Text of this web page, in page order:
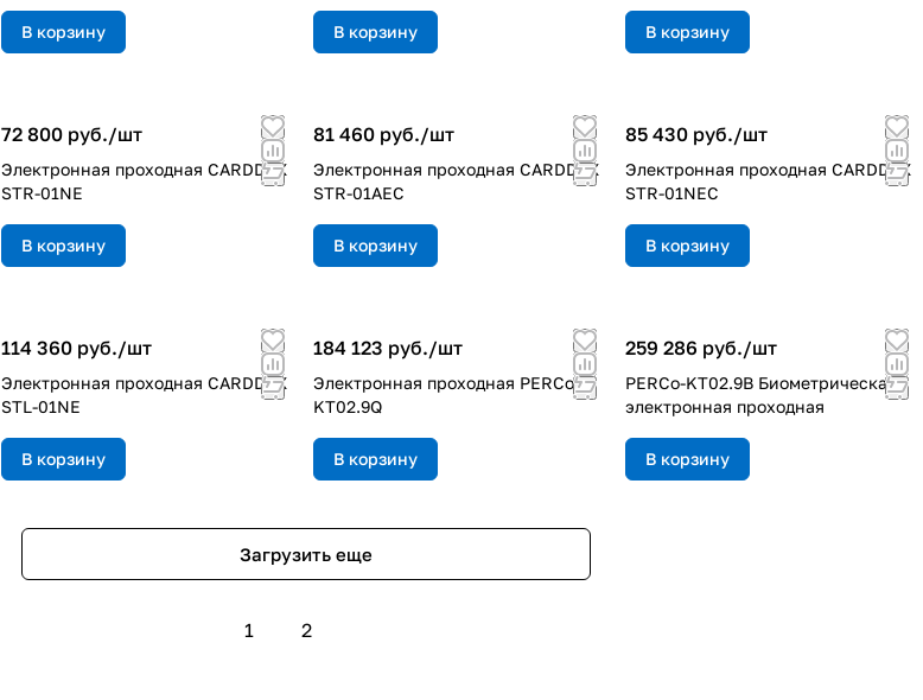
В корзину В корзину В корзину
72 800 руб./шт
Электронная проходная CARDDEX
STR-01NE
В корзину
81 460 руб./шт
Электронная проходная CARDDEX
STR-01AEC
В корзину
85 430 руб./шт
Электронная проходная CARDDEX
STR-01NEC
В корзину
114 360 руб./шт
Электронная проходная CARDDEX
STL-01NE
В корзину
184 123 руб./шт
Электронная проходная PERCo-
KT02.9Q
В корзину
259 286 руб./шт
PERCo-KT02.9B Биометрическая
электронная проходная
В корзину
Загрузить еще
1 2